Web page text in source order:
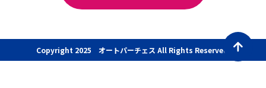
Copyright 2025 オートパーチェス All Rights Reserved.